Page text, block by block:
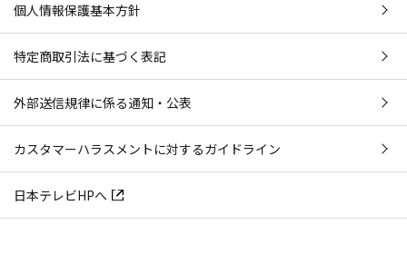
個人情報保護基本方針
特定商取引法に基づく表記
外部送信規律に係る通知・公表
カスタマーハラスメントに対するガイドライン
日本テレビHPへ